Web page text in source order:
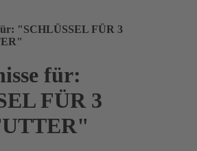
"SCHLÜSSEL FÜR 3
für:
FÜR 3